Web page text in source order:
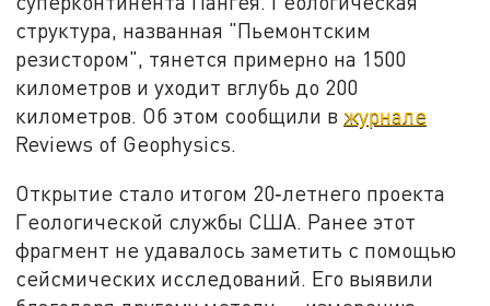
структура, названная "Пьемонтским
резистором", тянется примерно на 1500
километров и уходит вглубь до 200
километров. Об этом сообщили в журнале
Reviews of Geophysics.
Открытие стало итогом 20‑летнего проекта
Геологической службы США. Ранее этот
фрагмент не удавалось заметить с помощью
сейсмических исследований. Его выявили